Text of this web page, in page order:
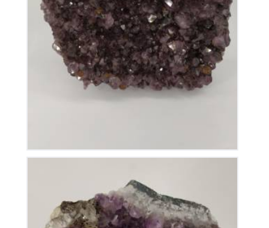
Améthyste du Brésil
110€